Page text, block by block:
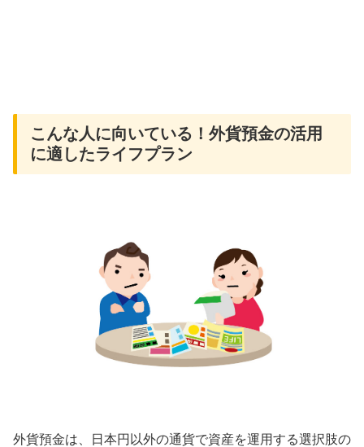
こんな人に向いている！外貨預金の活用
に適したライフプラン
外貨預金は、日本円以外の通貨で資産を運用する選択肢の